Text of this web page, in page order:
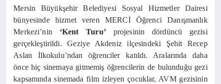
Mersin Büyükşehir Belediyesi Sosyal Hizmetler Dairesi
bünyesinde hizmet veren MERCİ Öğrenci Danışmanlık
Merkezi’nin ‘Kent Turu’projesinin dördüncü gezisi
gerçekleştirildi.Geziye Akdeniz ilçesindeki Şehit Recep
Aslan İlkokulu’ndan öğrenciler katıldı. Aralarında daha
önce hiç sinemaya gitmemiş öğrencilerin de bulunduğu gezi
kapsamında sinemada film izleyen çocuklar, AVM gezisinin